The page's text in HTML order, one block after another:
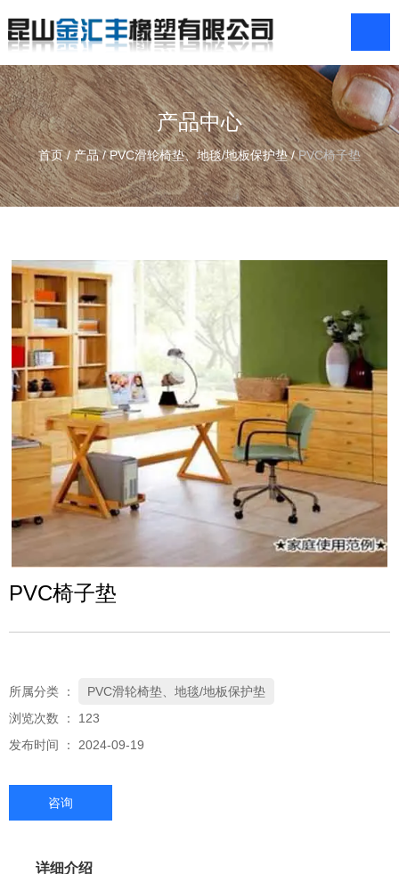
产品中心
首页/产品 /PVC滑轮椅垫、地毯/地板保护垫 /PVC椅子垫
PVC椅子垫
所属分类 ：
PVC滑轮椅垫、地毯/地板保护垫
浏览次数 ： 123
发布时间 ： 2024-09-19
咨询
详细介绍